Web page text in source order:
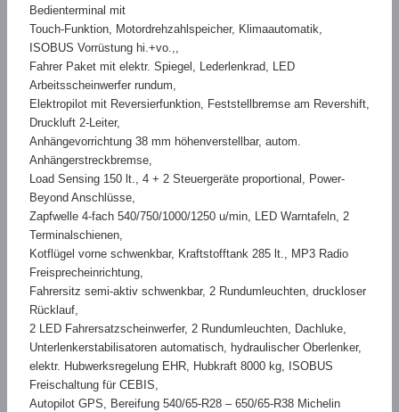
Bedienterminal mit
Touch-Funktion, Motordrehzahlspeicher, Klimaautomatik,
ISOBUS Vorrüstung hi.+vo.,,
Fahrer Paket mit elektr. Spiegel, Lederlenkrad, LED
Arbeitsscheinwerfer rundum,
Elektropilot mit Reversierfunktion, Feststellbremse am Revershift,
Druckluft 2-Leiter,
Anhängevorrichtung 38 mm höhenverstellbar, autom.
Anhängerstreckbremse,
Load Sensing 150 lt., 4 + 2 Steuergeräte proportional, Power-
Beyond Anschlüsse,
Zapfwelle 4-fach 540/750/1000/1250 u/min, LED Warntafeln, 2
Terminalschienen,
Kotflügel vorne schwenkbar, Kraftstofftank 285 lt., MP3 Radio
Freisprecheinrichtung,
Fahrersitz semi-aktiv schwenkbar, 2 Rundumleuchten, druckloser
Rücklauf,
2 LED Fahrersatzscheinwerfer, 2 Rundumleuchten, Dachluke,
Unterlenkerstabilisatoren automatisch, hydraulischer Oberlenker,
elektr. Hubwerksregelung EHR, Hubkraft 8000 kg, ISOBUS
Freischaltung für CEBIS,
Autopilot GPS, Bereifung 540/65-R28 – 650/65-R38 Michelin